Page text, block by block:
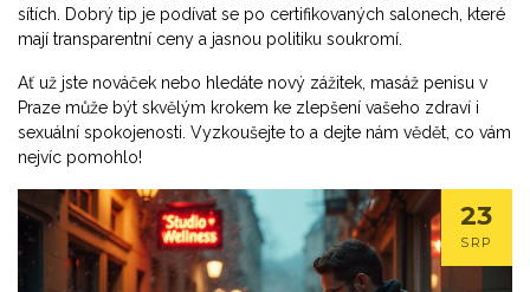
sítích. Dobrý tip je podívat se po certifikovaných salonech, které
mají transparentní ceny a jasnou politiku soukromí.
Ať už jste nováček nebo hledáte nový zážitek, masáž penisu v
Praze může být skvělým krokem ke zlepšení vašeho zdraví i
sexuální spokojenosti. Vyzkoušejte to a dejte nám vědět, co vám
nejvíc pomohlo!
23
SRP